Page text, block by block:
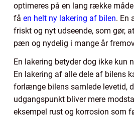
optimeres på en lang række
få en helt ny lakering af bilen. En
friskt og nyt udseende, som gør,
pæn og nydelig i mange år
En lakering betyder dog ikke kun
En lakering af alle dele af bilens
forlænge bilens samlede levetid,
udgangspunkt bliver mere
eksempel rust og korrosion som